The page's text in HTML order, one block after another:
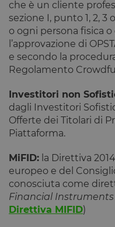
che è un cliente
sezione I, punto 1, 2, 3
o ogni persona fisica
l’approvazione di
e secondo la
Regolamento
Investitori non
dagli Investitori
Offerte dei Titolari di
Piattaforma.
MiFID: la Direttiva
europeo e del
conosciuta come
Financial Instruments
Direttiva MIFID)